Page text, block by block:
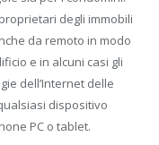
degli immobili
da remoto in modo
e in alcuni casi gli
dell’Internet delle
dispositivo
PC o tablet.